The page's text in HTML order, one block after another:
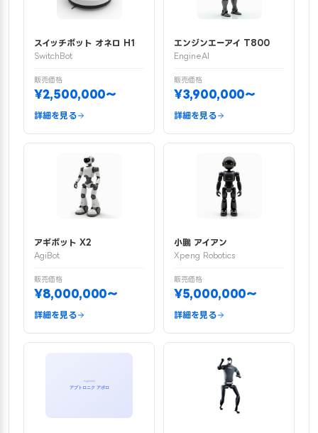
スイッチボット オネロ H1
SwitchBot
販売価格
¥2,500,000〜
詳細を見る
エンジンエーアイ T800
EngineAI
販売価格
¥3,900,000〜
詳細を見る
アギボット X2
AgiBot
販売価格
¥8,000,000〜
詳細を見る
小鵬 アイアン
Xpeng Robotics
販売価格
¥5,000,000〜
詳細を見る